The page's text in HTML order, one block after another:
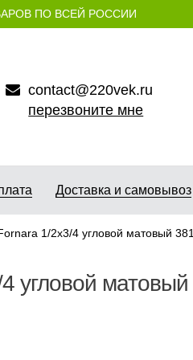
ПО ВСЕЙ РОССИИ
contact@220vek.ru
перезвоните мне
Доставка и самовывоз
1/2х3/4 угловой матовый 381
угловой матовый